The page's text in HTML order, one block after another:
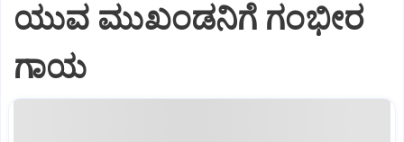
ಯುವ ಮುಖಂಡನಿಗೆ ಗಂಭೀರ
ಗಾಯ